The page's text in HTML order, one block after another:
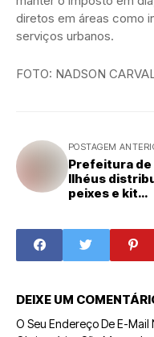
diretos em áreas como
serviços urbanos.
FOTO: NADSON
POSTAGEM
Prefeitura de
Ilhéus
peixes e kit
DEIXE UM
O Seu Endereço De E-Mail